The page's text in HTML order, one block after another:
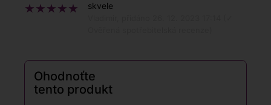
skvele
Ohodnoťte
tento produkt